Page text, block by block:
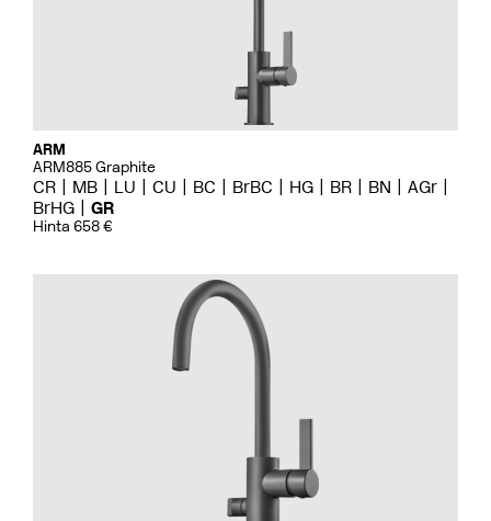
ARM
ARM885 Graphite
CR MB LU CU BC BrBC HG BR BN
AGr
BrHG
GR
Hinta 658 €